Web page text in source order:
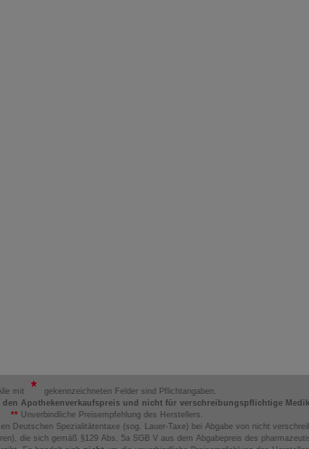
mit
gekennzeichneten Felder sind Pflichtangaben.
den Apothekenverkaufspreis und nicht für verschreibungspflichtige
**Unverbindliche Preisempfehlung des Herstellers.
Deutschen Spezialitätentaxe (sog. Lauer-Taxe) bei Abgabe von nicht
die sich gemäß §129 Abs. 5a SGB V aus dem Abgabepreis des